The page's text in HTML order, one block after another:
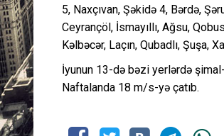
5, Naxçıvan, Şəkidə 4, Bərdə,
Ceyrançöl, İsmayıllı, Ağsu,
Kəlbəcər, Laçın, Qubadlı, Şuşa,
İyunun 13-də bəzi yerlərdə
Naftalanda 18 m/s-yə çatıb.